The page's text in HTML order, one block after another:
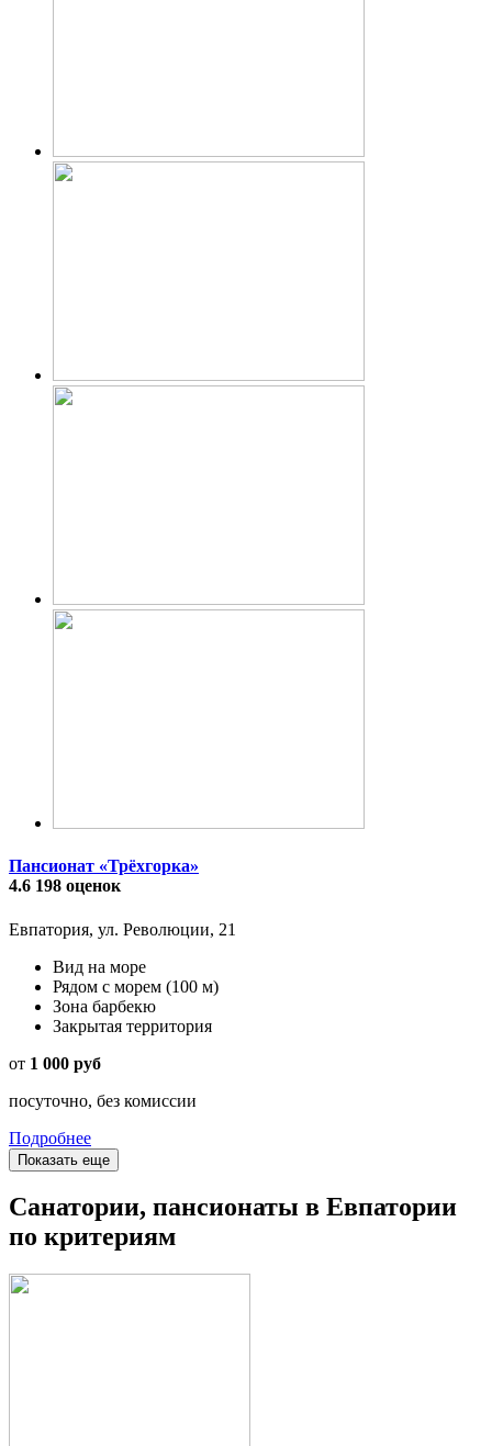
Пансионат «Трёхгорка»
4.6 198 оценок
Евпатория, ул. Революции, 21
Вид на море
Рядом с морем (100 м)
Зона барбекю
Закрытая территория
от 1 000 руб
посуточно, без комиссии
Подробнее
Показать еще
Санатории, пансионаты в Евпатории
по критериям